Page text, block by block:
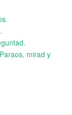
Paraos, mirad y